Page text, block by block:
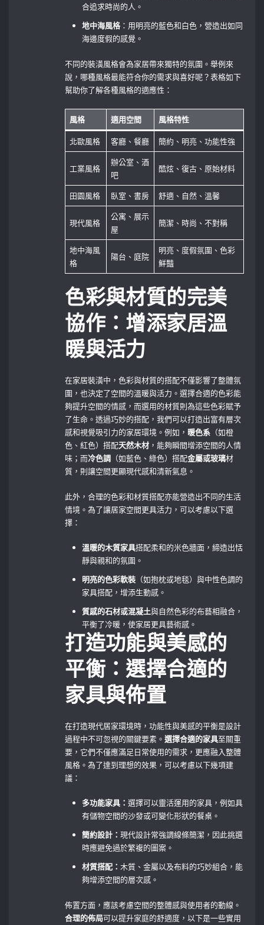
合追求時尚的人。
地中海風格 ：用明亮的藍色和白色，營造出如同
海邊度假的感覺。
不同的裝潢風格會為家居帶來獨特的氛圍。舉例來
說，哪種風格最能符合你的需求與喜好呢？表格如下
幫助你了解各種風格的適應性：
風格 適用空間 風格特性
北歐風格 客廳、餐廳 簡約、明亮、功能性強
工業風格
辦公室、酒
吧
酷炫、復古、原始材料
田園風格 臥室、書房 舒適、自然、溫馨
現代風格
公寓、展示
屋
簡潔、時尚、不對稱
地中海風
格
陽台、庭院
明亮、度假氛圍、色彩
鮮豔
色彩與材質的完美
協作：增添家居溫
暖與活力
在家居裝潢中，色彩與材質的搭配不僅影響了整體氛
圍，也決定了空間的溫暖與活力。選擇合適的色彩能
夠提升空間的情感，而選用的材質則為這些色彩賦予
了生命。透過巧妙的搭配，我們可以打造出富有層次
感和視覺吸引力的家居環境。例如， 暖色系 （如橙
色、紅色）搭配天然木材 ，能夠瞬間增添空間的人情
味；而冷色調 （如藍色、綠色）搭配金屬或玻璃材
質，則讓空間更顯現代感和清新氣息。
此外，合理的色彩和材質搭配亦能營造出不同的生活
情境。為了讓居家空間更具活力，可以考慮以下選
擇：
溫暖的木質家具搭配柔和的米色牆面，締造出恬
靜與親和的氛圍。
明亮的色彩軟裝 （如抱枕或地毯）與中性色調的
家具搭配，增添生動感。
質感的石材或混凝土與自然色彩的布藝相融合，
平衡了冷暖，使家居更具藝術感。
打造功能與美感的
平衡：選擇合適的
家具與佈置
在打造現代居家環境時，功能性與美感的平衡是設計
過程中不可忽視的關鍵要素。選擇合適的家具至關重
要，它們不僅應滿足日常使用的需求，更應融入整體
風格。為了達到理想的效果，可以考慮以下幾項建
議：
多功能家具：選擇可以靈活運用的家具，例如具
有儲物空間的沙發或可變化形狀的餐桌。
簡約設計：現代設計常強調線條簡潔，因此挑選
時應避免過於繁複的圖案。
材質搭配：木質、金屬以及布料的巧妙組合，能
夠增添空間的層次感。
佈置方面，應該考慮空間的整體感與使用者的動線。
合理的佈局可以提升家庭的舒適度，以下是一些實用